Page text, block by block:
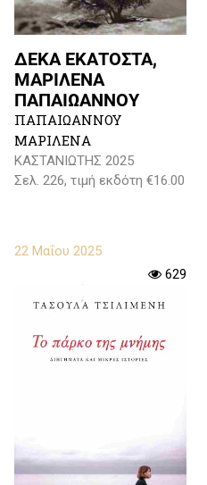
ΔΕΚΑ ΕΚΑΤΟΣΤΑ,
ΜΑΡΙΛΕΝΑ
ΠΑΠΑΙΩΑΝΝΟΥ
ΠΑΠΑΙΩΑΝΝΟΥ
ΜΑΡΙΛΕΝΑ
ΚΑΣΤΑΝΙΩΤΗΣ 2025
Σελ. 226, τιμή εκδότη €16.00
22 Μαΐου 2025
629